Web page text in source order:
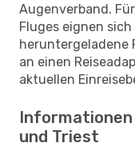
Augenverband.
Fluges eignen
heruntergeladene
an einen
aktuellen
Informationen
und Triest